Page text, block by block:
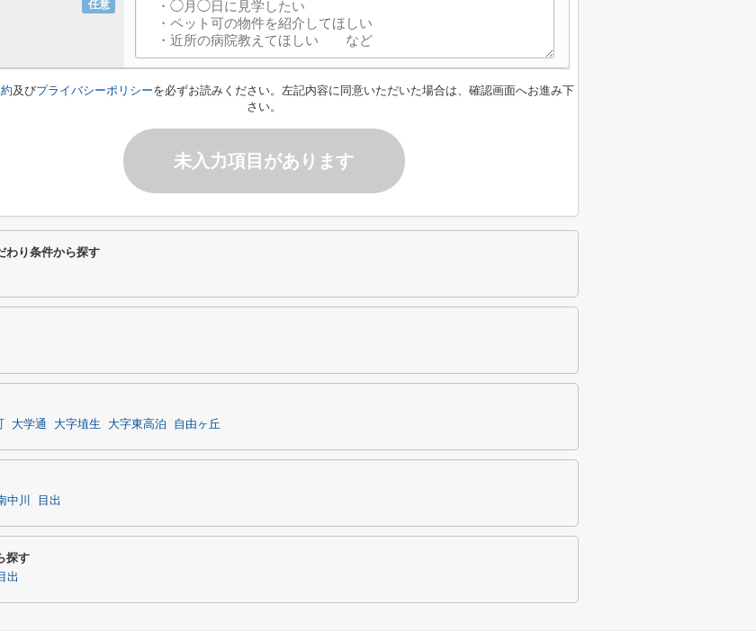
任意
及びプライバシーポリシーを必ずお読みください。左記内容に同意いただいた場合は、確認画面へお進み下
さい。
未入力項目があります
わり条件から探す
大学通 大字埴生 大字東高泊 自由ヶ丘
中川 目出
探す
出